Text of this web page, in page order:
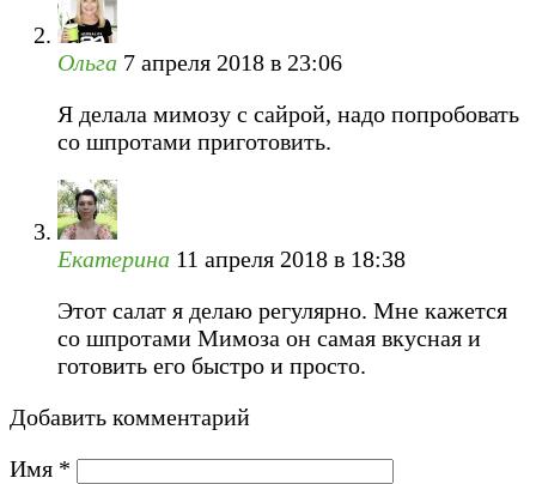
Ольга 7 апреля 2018 в 23:06
Я делала мимозу с сайрой, надо попробовать
со шпротами приготовить.
Екатерина 11 апреля 2018 в 18:38
Этот салат я делаю регулярно. Мне кажется
со шпротами Мимоза он самая вкусная и
готовить его быстро и просто.
Добавить комментарий
Имя *